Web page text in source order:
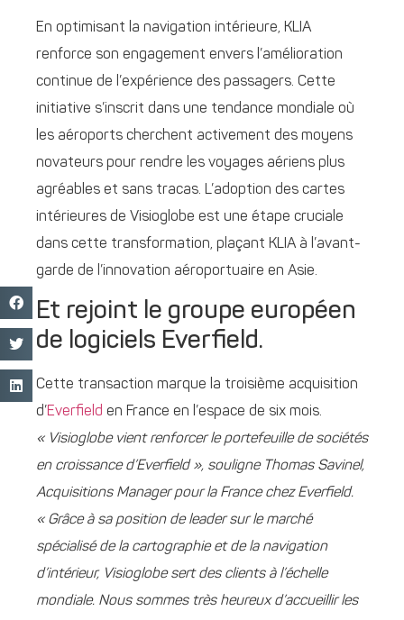
En optimisant la navigation intérieure, KLIA
renforce son engagement envers l’amélioration
continue de l’expérience des passagers. Cette
initiative s’inscrit dans une tendance mondiale où
les aéroports cherchent activement des moyens
novateurs pour rendre les voyages aériens plus
agréables et sans tracas. L’adoption des cartes
intérieures de Visioglobe est une étape cruciale
dans cette transformation, plaçant KLIA à l’avant-
garde de l’innovation aéroportuaire en Asie.
Et rejoint le groupe européen
de logiciels Everfield.
Cette transaction marque la troisième acquisition
d’Everfield en France en l’espace de six mois.
« Visioglobe vient renforcer le portefeuille de sociétés
en croissance d’Everfield », souligne Thomas Savinel,
Acquisitions Manager pour la France chez Everfield.
« Grâce à sa position de leader sur le marché
spécialisé de la cartographie et de la navigation
d’intérieur, Visioglobe sert des clients à l’échelle
mondiale. Nous sommes très heureux d’accueillir les